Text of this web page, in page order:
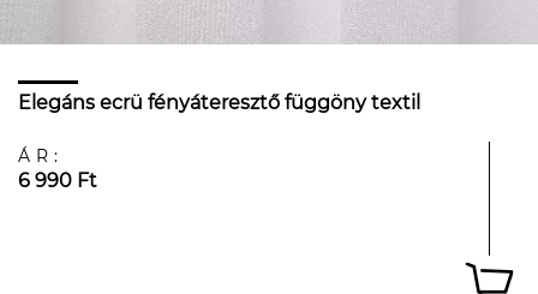
Elegáns ecrü fényáteresztő függöny textil
ÁR:
6 990 Ft